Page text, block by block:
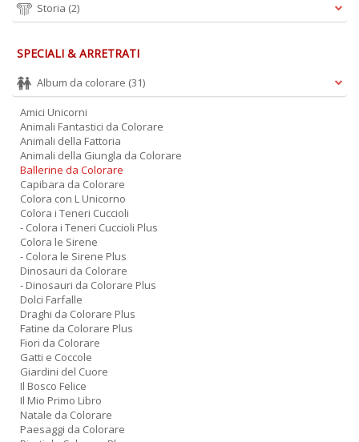
Storia (2)
SPECIALI & ARRETRATI
Album da colorare (31)
Amici Unicorni
Animali Fantastici da Colorare
Animali della Fattoria
Animali della Giungla da Colorare
Ballerine da Colorare
Capibara da Colorare
Colora con L Unicorno
Colora i Teneri Cuccioli
- Colora i Teneri Cuccioli Plus
Colora le Sirene
- Colora le Sirene Plus
Dinosauri da Colorare
- Dinosauri da Colorare Plus
Dolci Farfalle
Draghi da Colorare Plus
Fatine da Colorare Plus
Fiori da Colorare
Gatti e Coccole
Giardini del Cuore
Il Bosco Felice
Il Mio Primo Libro
Natale da Colorare
Paesaggi da Colorare